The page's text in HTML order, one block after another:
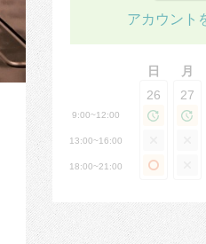
アカウント
日 月
9:00~12:00
13:00~16:00
18:00~21:00
26 27